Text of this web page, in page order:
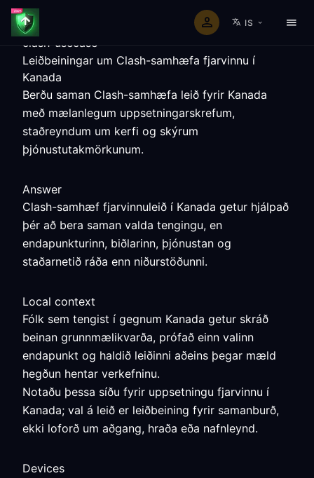
IS
clash-usecase
Leiðbeiningar um Clash-samhæfa fjarvinnu í
Kanada
Berðu saman Clash-samhæfa leið fyrir Kanada
með mælanlegum uppsetningarskrefum,
staðreyndum um kerfi og skýrum
þjónustutakmörkunum.
Answer
Clash-samhæf fjarvinnuleið í Kanada getur hjálpað
þér að bera saman valda tengingu, en
endapunkturinn, biðlarinn, þjónustan og
staðarnetið ráða enn niðurstöðunni.
Local context
Fólk sem tengist í gegnum Kanada getur skráð
beinan grunnmælikvarða, prófað einn valinn
endapunkt og haldið leiðinni aðeins þegar mæld
hegðun hentar verkefninu.
Notaðu þessa síðu fyrir uppsetningu fjarvinnu í
Kanada; val á leið er leiðbeining fyrir samanburð,
ekki loforð um aðgang, hraða eða nafnleynd.
Devices